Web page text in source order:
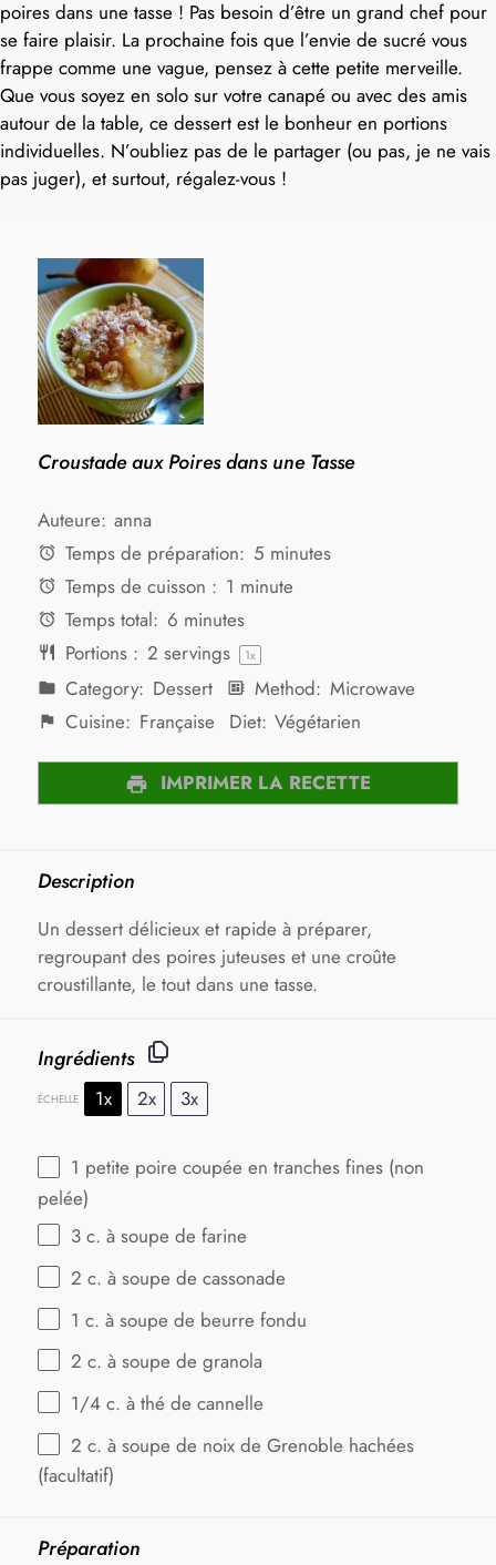
poires dans une tasse ! Pas besoin d’être un grand chef pour
se faire plaisir. La prochaine fois que l’envie de sucré vous
frappe comme une vague, pensez à cette petite merveille.
Que vous soyez en solo sur votre canapé ou avec des amis
autour de la table, ce dessert est le bonheur en portions
individuelles. N’oubliez pas de le partager (ou pas, je ne vais
pas juger), et surtout, régalez-vous !
Croustade aux Poires dans une Tasse
Auteure: anna
Temps de préparation: 5 minutes
Temps de cuisson : 1 minute
Temps total: 6 minutes
Portions : 2 servings 1x
Category: Dessert Method: Microwave
Cuisine: Française Diet: Végétarien
IMPRIMER LA RECETTE
Description
Un dessert délicieux et rapide à préparer,
regroupant des poires juteuses et une croûte
croustillante, le tout dans une tasse.
Ingrédients
ÉCHELLE 1x 2x 3x
1 petite poire coupée en tranches fines (non
pelée)
3 c. à soupe de farine
2 c. à soupe de cassonade
1 c. à soupe de beurre fondu
2 c. à soupe de granola
1/4 c. à thé de cannelle
2 c. à soupe de noix de Grenoble hachées
(facultatif)
Préparation